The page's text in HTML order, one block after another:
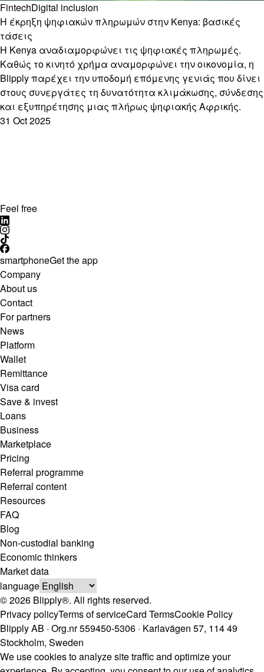
FintechDigital inclusion
Η έκρηξη ψηφιακών πληρωμών στην Kenya: βασικές
τάσεις
Η Kenya αναδιαμορφώνει τις ψηφιακές πληρωμές.
Καθώς το κινητό χρήμα αναμορφώνει την οικονομία, η
Blipply παρέχει την υποδομή επόμενης γενιάς που δίνει
στους συνεργάτες τη δυνατότητα κλιμάκωσης, σύνδεσης
και εξυπηρέτησης μιας πλήρως ψηφιακής Αφρικής.
31 Oct 2025
Feel free
smartphoneGet the app
Company
About us
Contact
For partners
News
Platform
Wallet
Remittance
Visa card
Save & invest
Loans
Business
Marketplace
Pricing
Referral programme
Referral content
Resources
FAQ
Blog
Non-custodial banking
Economic thinkers
Market data
language
© 2026 Blipply®. All rights reserved.
Privacy policyTerms of serviceCard TermsCookie Policy
Blipply AB · Org.nr 559450-5306 · Karlavägen 57, 114 49
Stockholm, Sweden
We use cookies to analyze site traffic and optimize your